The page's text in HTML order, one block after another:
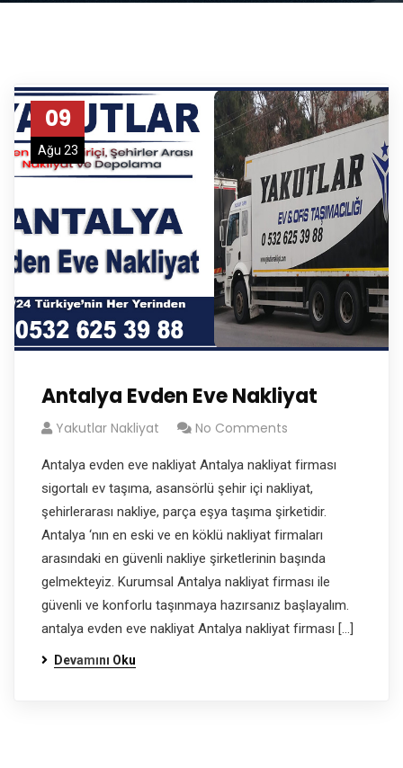
09
Ağu 23
Antalya Evden Eve Nakliyat
Yakutlar Nakliyat No Comments
Antalya evden eve nakliyat Antalya nakliyat firması
sigortalı ev taşıma, asansörlü şehir içi nakliyat,
şehirlerarası nakliye, parça eşya taşıma şirketidir.
Antalya ‘nın en eski ve en köklü nakliyat firmaları
arasındaki en güvenli nakliye şirketlerinin başında
gelmekteyiz. Kurumsal Antalya nakliyat firması ile
güvenli ve konforlu taşınmaya hazırsanız başlayalım.
antalya evden eve nakliyat Antalya nakliyat firması […]
Devamını Oku